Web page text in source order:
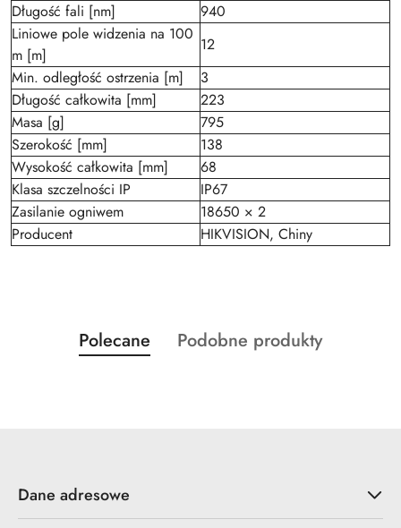
Długość fali [nm]
940
Liniowe pole widzenia na 100
m [m]
12
Min. odległość ostrzenia [m]
3
Długość całkowita [mm]
223
Masa [g]
795
Szerokość [mm]
138
Wysokość całkowita [mm]
68
Klasa szczelności IP
IP67
Zasilanie ogniwem
18650 × 2
Producent
HIKVISION, Chiny
Pomiń karuzelę produktów
Produkty
o
Polecane
Produkty
Podobne produkty
Dane adresowe